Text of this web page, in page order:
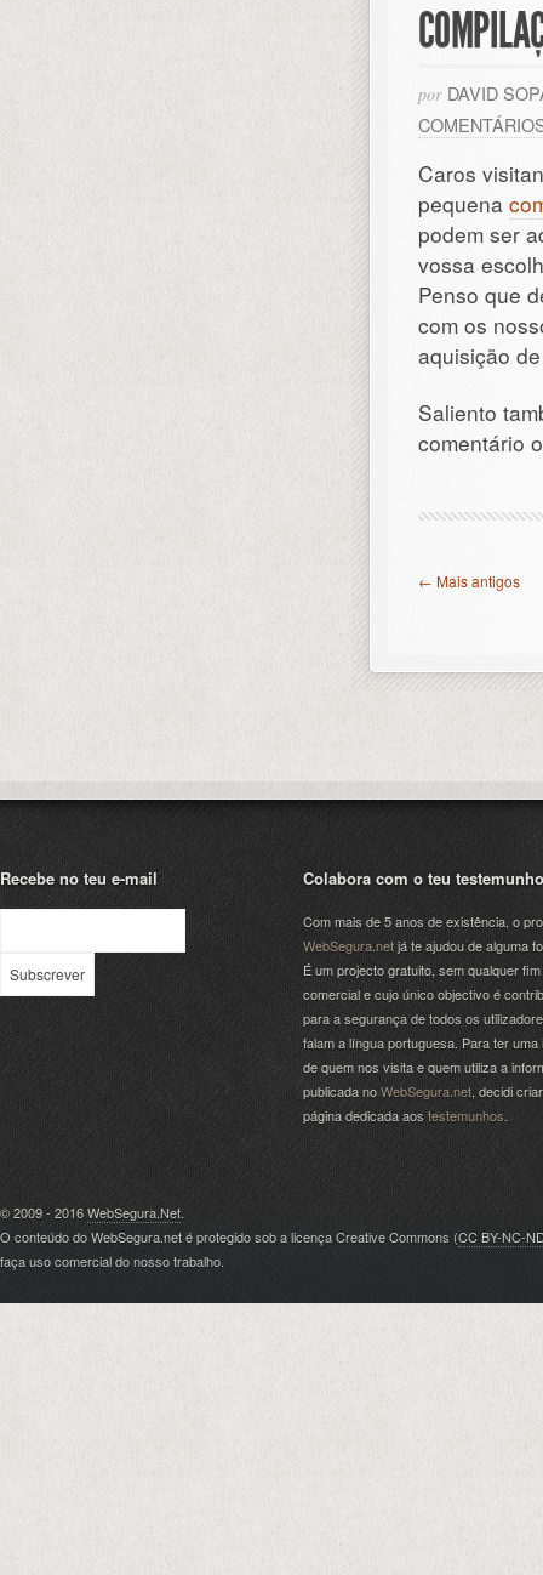
por DAVID
Caros
pequena
podem ser
vossa
Penso que
com os
aquisição
Saliento
comentário
← Mais antigos
Recebe no teu e-mail Colabora com o teu testemunho
Com mais de 5 anos de existência, o
WebSegura.netjá te ajudou de alguma
É um projecto gratuito, sem qualquer fim
comercial e cujo único objectivo é
para a segurança de todos os
falam a língua portuguesa. Para ter uma
de quem nos visita e quem utiliza a
publicada noWebSegura.net , decidi
página dedicada aos testemunhos
© 2009 - 2016WebSegura.Net.
O conteúdo do WebSegura.net é protegido sob a licença Creative Commons (CC BY-NC-
faça uso comercial do nosso trabalho.